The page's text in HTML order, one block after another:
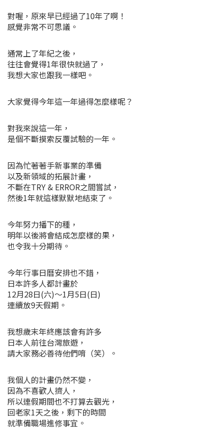
對喔，原來早已經過了10年了啊！
感覺非常不可思議。
通常上了年紀之後，
往往會覺得1年很快就過了，
我想大家也跟我一樣吧。
大家覺得今年這一年過得怎麼樣呢？
對我來說這一年，
是個不斷摸索反覆試驗的一年。
因為忙著著手新事業的準備
以及新領域的拓展計畫，
不斷在TRY & ERROR之間嘗試，
然後1年就這樣默默地結束了。
今年努力播下的種，
明年以後將會結成怎麼樣的果，
也令我十分期待。
今年行事日曆安排也不錯，
日本許多人都計畫於
12月28日(六)～1月5日(日)
連續放9天假期。
我想歲末年終應該會有許多
日本人前往台灣旅遊，
請大家務必善待他們唷（笑）。
我個人的計畫仍然不變，
因為不喜歡人擠人，
所以連假期間也不打算去觀光，
回老家1天之後，剩下的時間
就準備職場進修事宜。